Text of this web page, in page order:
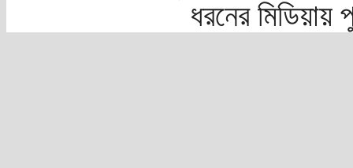
ধরনের মিডিয়ায়